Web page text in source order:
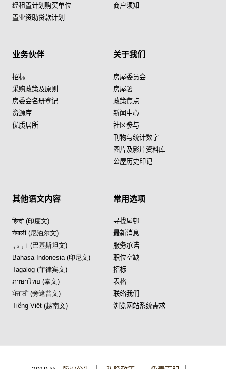
经租置计划购买单位
置业资助贷款计划
商户须知
业务伙伴
招标
采购政策及原则
房委会名册登记
资源库
优质居所
关于我们
房屋委员会
房屋署
政策焦点
新闻中心
社区参与
刊物与统计数字
图片及影片资料库
公屋历史印记
其他语文内容
हिन्दी (印度文)
नेपाली (尼泊尔文)
اردو (巴基斯坦文)
Bahasa Indonesia (印尼文)
Tagalog (菲律宾文)
ภาษาไทย (泰文)
ਪੰਜਾਬੀ (旁遮普文)
Tiếng Việt (越南文)
常用选项
寻找屋邨
最新消息
服务承诺
职位空缺
招标
表格
联络我们
浏览网站系统需求